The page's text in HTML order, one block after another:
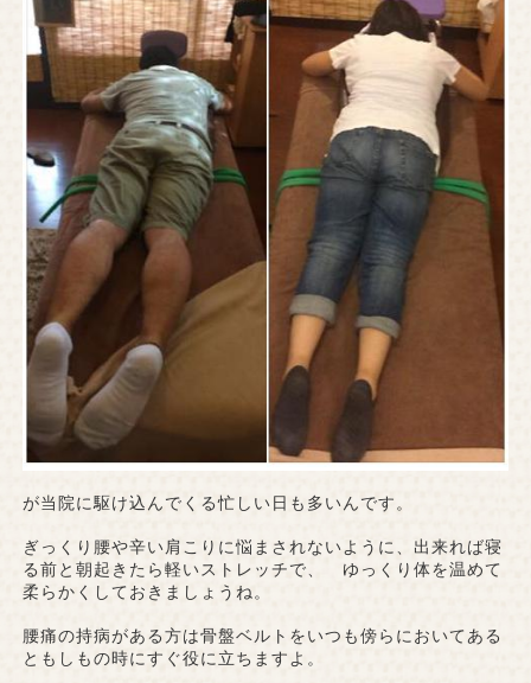
が当院に駆け込んでくる忙しい日も多いんです。
ぎっくり腰や辛い肩こりに悩まされないように、出来れば寝
る前と朝起きたら軽いストレッチで、 ゆっくり体を温めて
柔らかくしておきましょうね。
腰痛の持病がある方は骨盤ベルトをいつも傍らにおいてある
ともしもの時にすぐ役に立ちますよ。